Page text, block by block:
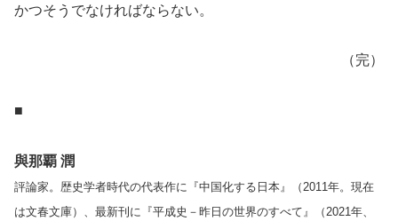
かつそうでなければならない。
（完）
■
與那覇 潤
評論家。歴史学者時代の代表作に『中国化する日本』（2011年。現在
は文春文庫）、最新刊に『平成史－昨日の世界のすべて』（2021年、